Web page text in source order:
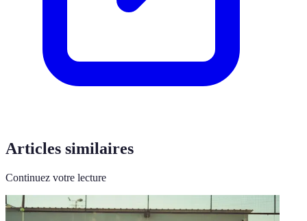
Articles similaires
Continuez votre lecture